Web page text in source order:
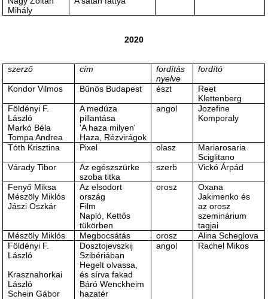
Mihály
2020
szerző cím
fordítás
nyelve
fordító
Kondor Vilmos Bűnös Budapest észt
Reet
Klettenberg
Földényi F.
László
Markó Béla
Tompa Andrea
A medúza
pillantása
'A haza milyen'
Haza, Rézvirágok
angol
Jozefine
Komporaly
Tóth Krisztina Pixel olasz
Mariarosaria
Sciglitano
Várady Tibor
Az egészszürke
szoba titka
szerb Vickó Árpád
Fenyő Miksa
Mészöly Miklós
Jászi Oszkár
Az elsodort
ország
Film
Napló, Kettős
tükörben
orosz
Oxana
Jakimenko és
az orosz
szeminárium
tagjai
Mészöly Miklós
Megbocsátás orosz
Alina Scheglova
Földényi F.
László
Krasznahorkai
László
Schein Gábor
Dosztojevszkij
Szibériában
Hegelt olvassa,
és sírva fakad
Báró Wenckheim
hazatér
angol Rachel Mikos